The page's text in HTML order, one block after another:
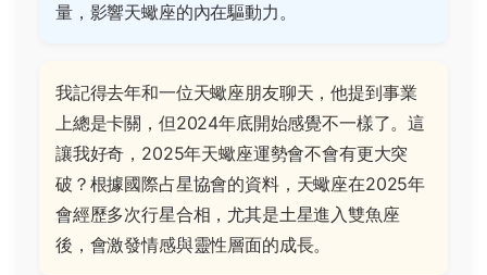
量，影響天蠍座的內在驅動力。
我記得去年和一位天蠍座朋友聊天，他提到事業
上總是卡關，但2024年底開始感覺不一樣了。這
讓我好奇，2025年天蠍座運勢會不會有更大突
破？根據國際占星協會的資料，天蠍座在2025年
會經歷多次行星合相，尤其是土星進入雙魚座
後，會激發情感與靈性層面的成長。